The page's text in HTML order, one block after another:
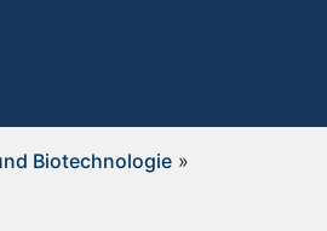
Biotechnologie»